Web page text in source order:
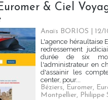
& Ciel
Anaïs BORIOS | 12/
L'agence héraultaise
redressement
durée de six
l'administrateur en
d'assainir les
center, pour...
Béziers, Euromer,
Montpellier, Philippe